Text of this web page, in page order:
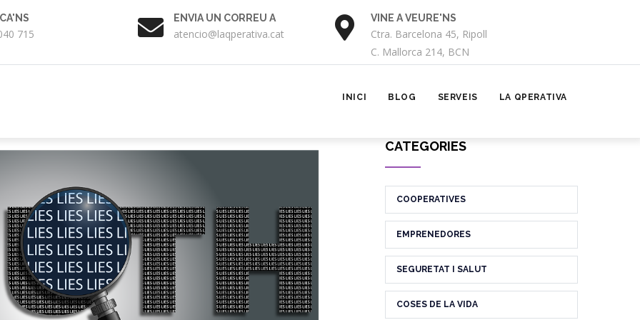
715
ENVIA UN CORREU A
atencio@laqperativa.cat
VINE A VEURE'NS
Ctra. Barcelona 45, Ripoll
C. Mallorca 214, BCN
INICI BLOG SERVEIS LA QPERATIVA
CATEGORIES
COOPERATIVES
EMPRENEDORES
SEGURETAT I SALUT
COSES DE LA VIDA